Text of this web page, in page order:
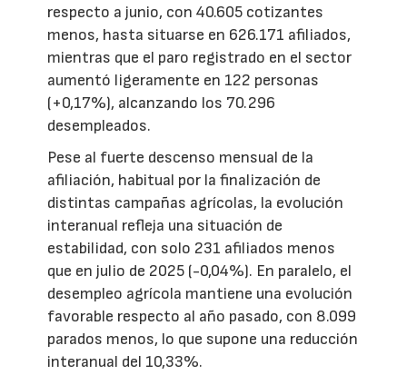
respecto a junio, con 40.605 cotizantes
menos, hasta situarse en 626.171 afiliados,
mientras que el paro registrado en el sector
aumentó ligeramente en 122 personas
(+0,17%), alcanzando los 70.296
desempleados.
Pese al fuerte descenso mensual de la
afiliación, habitual por la finalización de
distintas campañas agrícolas, la evolución
interanual refleja una situación de
estabilidad, con solo 231 afiliados menos
que en julio de 2025 (-0,04%). En paralelo, el
desempleo agrícola mantiene una evolución
favorable respecto al año pasado, con 8.099
parados menos, lo que supone una reducción
interanual del 10,33%.